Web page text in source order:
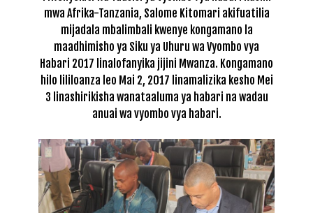
mwa Afrika-Tanzania, Salome Kitomari akifuatilia
mijadala mbalimbali kwenye kongamano la
maadhimisho ya Siku ya Uhuru wa Vyombo vya
Habari 2017 linalofanyika jijini Mwanza. Kongamano
hilo lililoanza leo Mai 2, 2017 linamalizika kesho Mei
3 linashirikisha wanataaluma ya habari na wadau
anuai wa vyombo vya habari.